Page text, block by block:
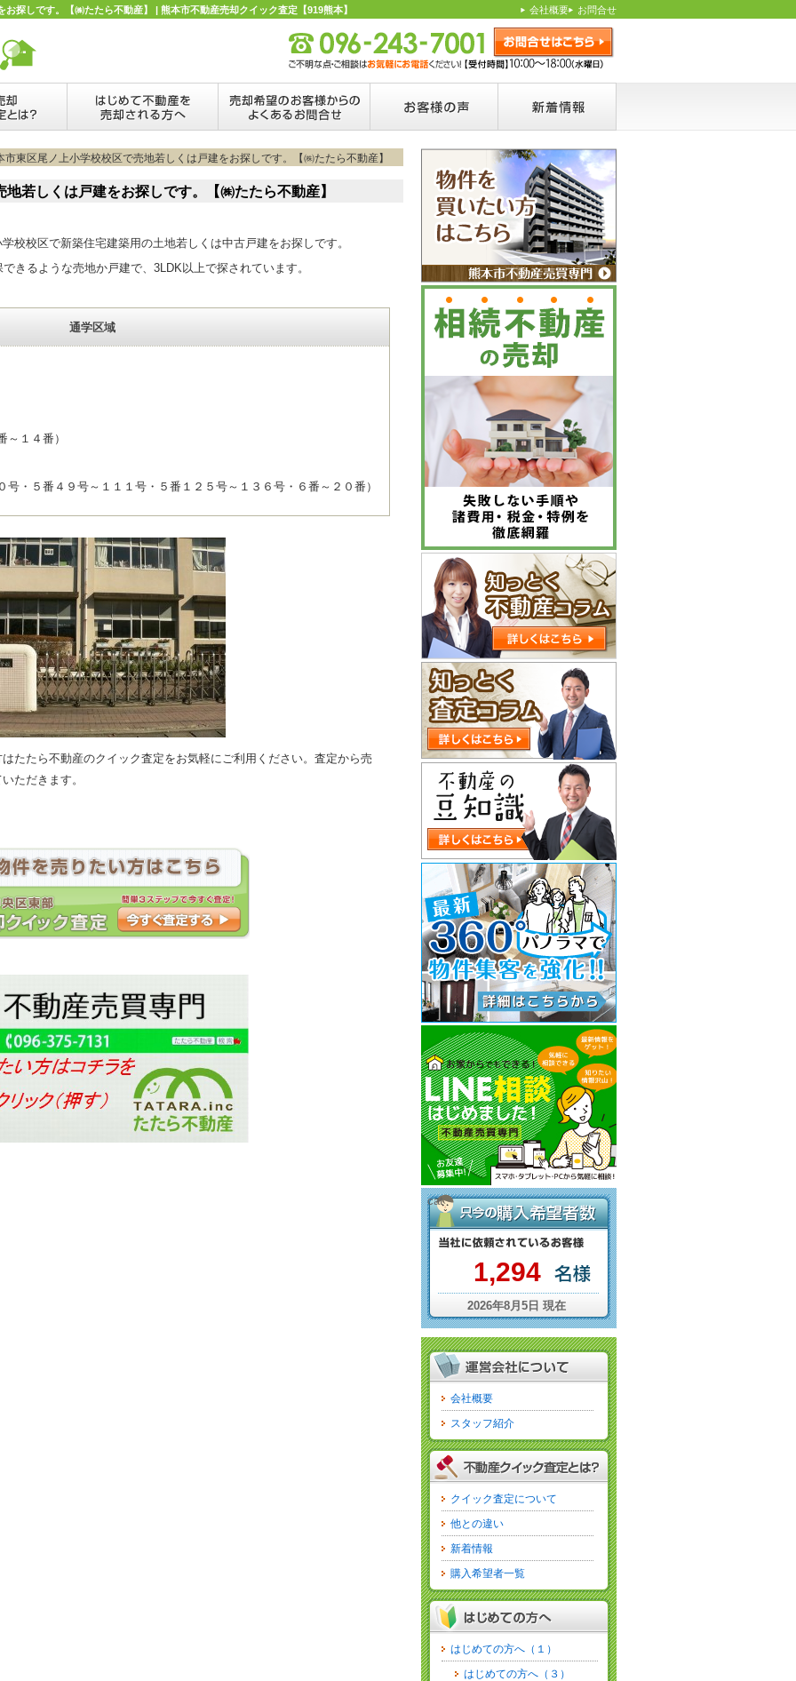
探しです。【㈱たたら不動産】 | 熊本市不動産売却クイック査定【919熊本】 会社概要 お問合せ
市東区尾ノ上小学校校区で売地若しくは戸建をお探しです。【㈱たたら不動産】
若しくは戸建をお探しです。【㈱たたら不動産】
校校区で新築住宅建築用の土地若しくは中古戸建をお探しです。
きるような売地か戸建で、3LDK以上で探されています。
通学区域
１４番）
・５番４９号～１１１号・５番１２５号～１３６号・６番～２０番）
たたら不動産のクイック査定をお気軽にご利用ください。査定から売
ただきます。
cat
1,294
2026年8月5日 現在
会社概要
スタッフ紹介
クイック査定について
他との違い
新着情報
購入希望者一覧
はじめての方へ（１）
はじめての方へ（３）